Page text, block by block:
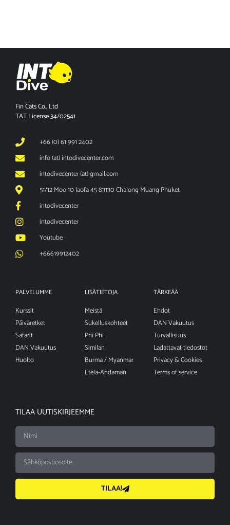
Fin Cats Co., Ltd
TAT License 34/02541
+66 (0) 61 991 2402
info (at) intodivecenter.com
intodivecenter (at) gmail.com
51/12 Moo 10 Jaofa 45 83130 Chalong Muang Phuket
intodivecenter
intodivecenter
Youtube
+66619912402
PALVELUMME
Kurssit
Päiväretket
Safarit
DAN Vakuutus
Huolto
LISÄTIETOJA
Meistä
Sukelluskohteet
Phi Phi
Similan
Burma / Myanmar
Etelä-Andaman
TÄRKEÄÄ
Ehdot
DAN Vakuutus
Turvallisuus
Ladattavat tiedostot
Privacy & Cookies
Terms of service
TILAA UUTISKIRJEEMME
TILAA!